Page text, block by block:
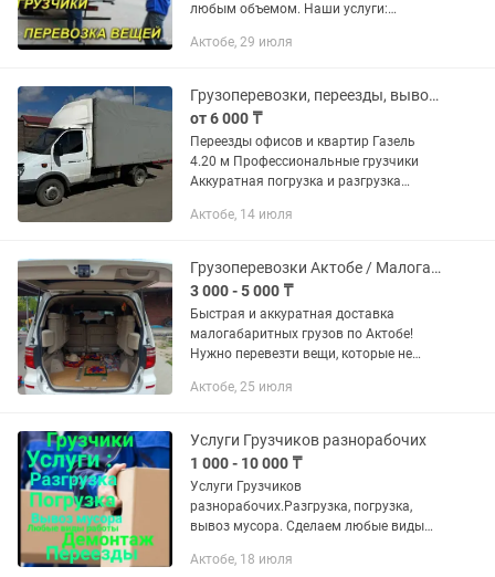
любым объемом. Наши услуги:
техники. Квартирные переезды.
мебели,пианино и другой...
Актобе, 29 июля
Грузоперевозки, переезды, вывоз мусорка, Газель 4,20
от 6 000 ₸
Переезды офисов и квартир Газель
4.20 м Профессиональные грузчики
Аккуратная погрузка и разгрузка
Работаем быстро и недорого
Актобе, 14 июля
Грузоперевозки Актобе / Малогабаритный груз / Доставка
3 000 - 5 000 ₸
Быстрая и аккуратная доставка
малогабаритных грузов по Актобе!
Нужно перевезти вещи, которые не
заказывать большую Газель — дорого
услуги...
Актобе, 25 июля
Услуги Грузчиков разнорабочих
1 000 - 10 000 ₸
Услуги Грузчиков
разнорабочих.Разгрузка, погрузка,
вывоз мусора. Сделаем любые виды
Актобе, 18 июля